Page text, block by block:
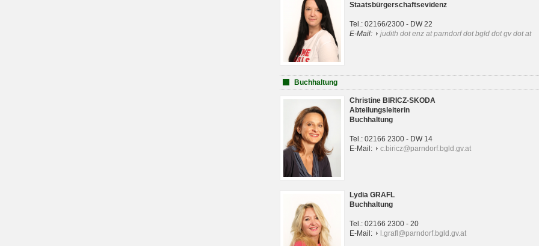
Staatsbürgerschaftsevidenz
Tel.: 02166/2300 - DW 22
E-Mail:
judith dot enz at parndorf dot bgld dot gv dot at
Buchhaltung
Christine BIRICZ-SKODA
Abteilungsleiterin
Buchhaltung
Tel.: 02166 2300 - DW 14
E-Mail:
c.biricz@parndorf.bgld.gv.at
Lydia GRAFL
Buchhaltung
Tel.: 02166 2300 - 20
E-Mail:
l.grafl@parndorf.bgld.gv.at